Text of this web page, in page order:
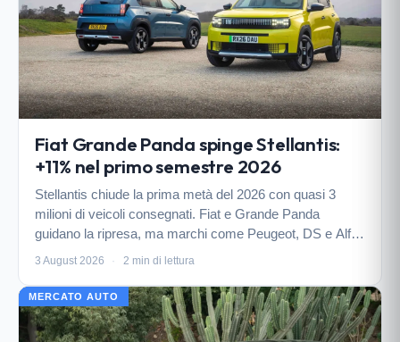
Fiat Grande Panda spinge Stellantis:
+11% nel primo semestre 2026
Stellantis chiude la prima metà del 2026 con quasi 3
milioni di veicoli consegnati. Fiat e Grande Panda
guidano la ripresa, ma marchi come Peugeot, DS e Alfa
Romeo faticano.
3 August 2026 · 2 min di lettura
MERCATO AUTO